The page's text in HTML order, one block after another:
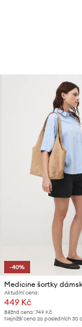
-40%
Medicine šortky
Aktuální cena:
449 Kč
Běžná cena: 749 Kč
Nejnižší cena za posledních 30